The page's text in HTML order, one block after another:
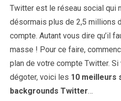
Twitter est le réseau social qui
désormais plus de 2,5 millions
compte. Autant vous dire qu’il
masse ! Pour ce faire,
plan de votre compte Twitter.
dégoter, voici les 10 meilleurs
backgrounds Twitter…